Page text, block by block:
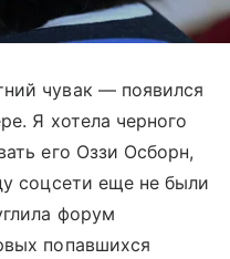
чувак — появился
Я хотела черного
его Оззи Осборн,
соцсети еще не были
форум
попавшихся